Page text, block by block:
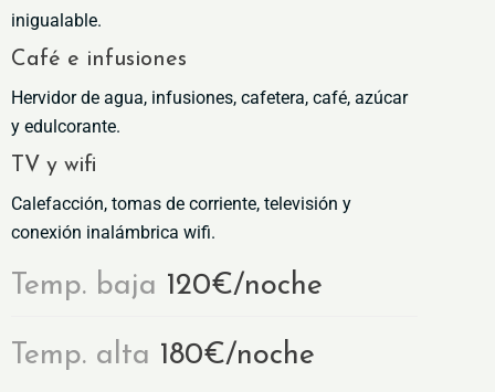
inigualable.
Café e infusiones
Hervidor de agua, infusiones, cafetera, café, azúcar
y edulcorante.
TV y wifi
Calefacción, tomas de corriente, televisión y
conexión inalámbrica wifi.
Temp. baja 120€/noche
Temp. alta 180€/noche